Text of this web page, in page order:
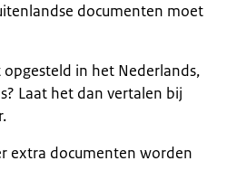
documenten moet
in het Nederlands,
Laat het dan vertalen bij
extra documenten worden